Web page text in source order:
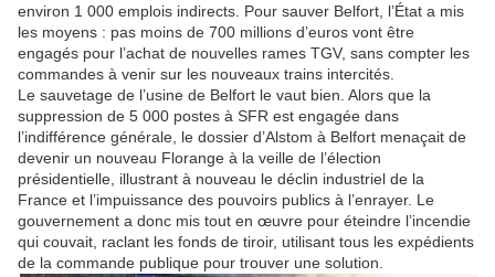
environ 1 000 emplois indirects. Pour sauver Belfort, l’État a mis
les moyens : pas moins de 700 millions d’euros vont être
engagés pour l’achat de nouvelles rames TGV, sans compter les
commandes à venir sur les nouveaux trains intercités.
Le sauvetage de l’usine de Belfort le vaut bien. Alors que la
suppression de 5 000 postes à SFR est engagée dans
l’indifférence générale, le dossier d’Alstom à Belfort menaçait de
devenir un nouveau Florange à la veille de l’élection
présidentielle, illustrant à nouveau le déclin industriel de la
France et l’impuissance des pouvoirs publics à l’enrayer. Le
gouvernement a donc mis tout en œuvre pour éteindre l’incendie
qui couvait, raclant les fonds de tiroir, utilisant tous les expédients
de la commande publique pour trouver une solution.